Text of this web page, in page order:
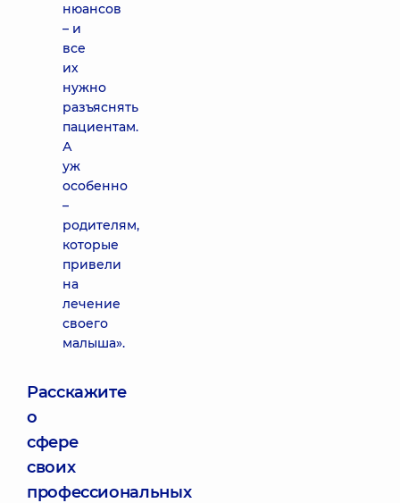
нюансов
– и
все
их
нужно
разъяснять
пациентам.
А
уж
особенно
–
родителям,
которые
привели
на
лечение
своего
малыша».
Расскажите
о
сфере
своих
профессиональных